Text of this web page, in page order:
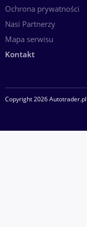
Ochrona prywatności
Nasi Partnerzy
Mapa serwisu
Kontakt
Copyright 2026 Autotrader.pl